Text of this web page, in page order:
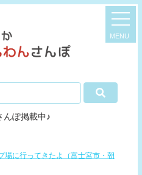
んぽ掲載中♪
場に行ってきたよ（富士宮市・朝